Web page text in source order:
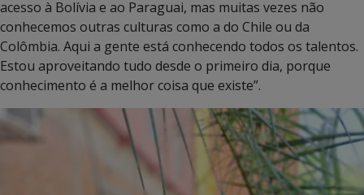
acesso à Bolívia e ao Paraguai, mas muitas vezes não
conhecemos outras culturas como a do Chile ou da
Colômbia. Aqui a gente está conhecendo todos os talentos.
Estou aproveitando tudo desde o primeiro dia, porque
conhecimento é a melhor coisa que existe”.